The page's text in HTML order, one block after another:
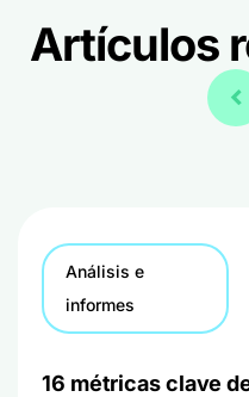
Artículos
Análisis e
informes
16 métricas clave